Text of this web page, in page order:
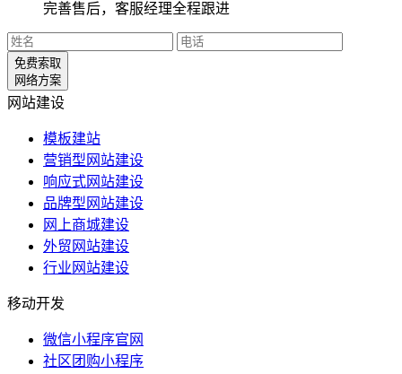
完善售后，客服经理全程跟进
免费索取
网络方案
网站建设
模板建站
营销型网站建设
响应式网站建设
品牌型网站建设
网上商城建设
外贸网站建设
行业网站建设
移动开发
微信小程序官网
社区团购小程序